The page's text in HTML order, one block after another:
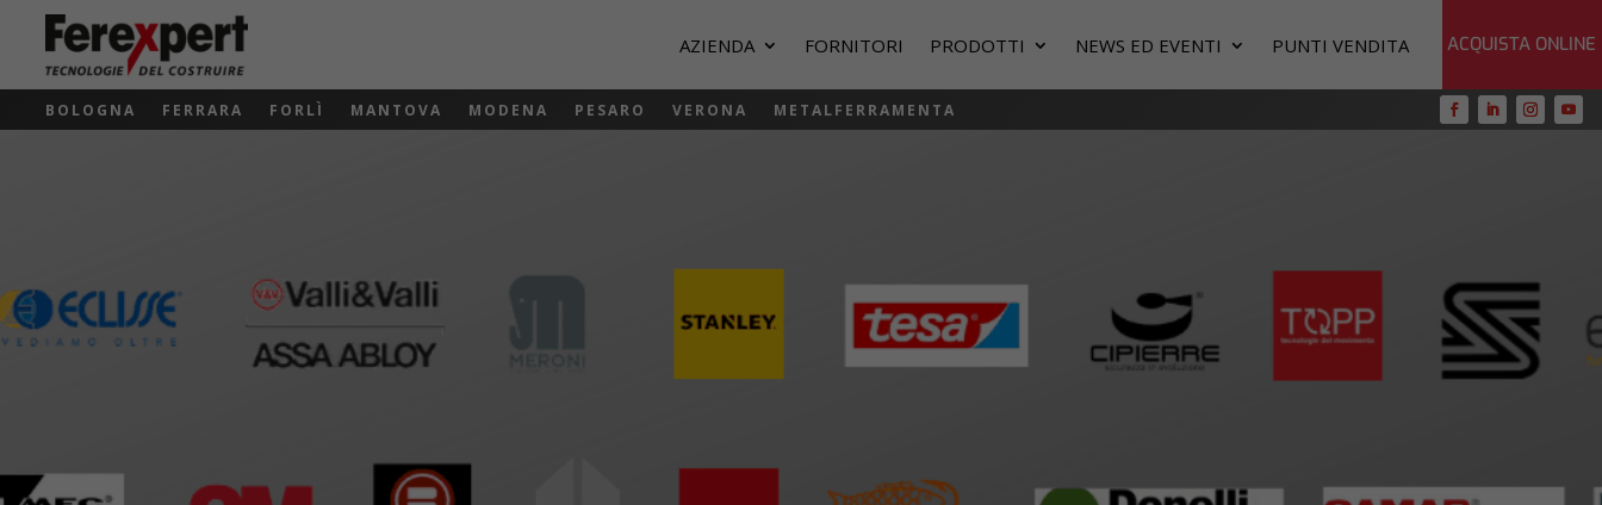
AZIENDA FORNITORI PRODOTTI NEWS ED EVENTI PUNTI VENDITA ACQUISTA ONLINE
BOLOGNA FERRARA FORLÌ MANTOVA MODENA PESARO VERONA METALFERRAMENTA